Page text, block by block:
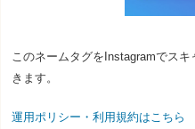
このネームタグを Instagramでスキ
きます。
運用ポリシー・利用規約はこちら